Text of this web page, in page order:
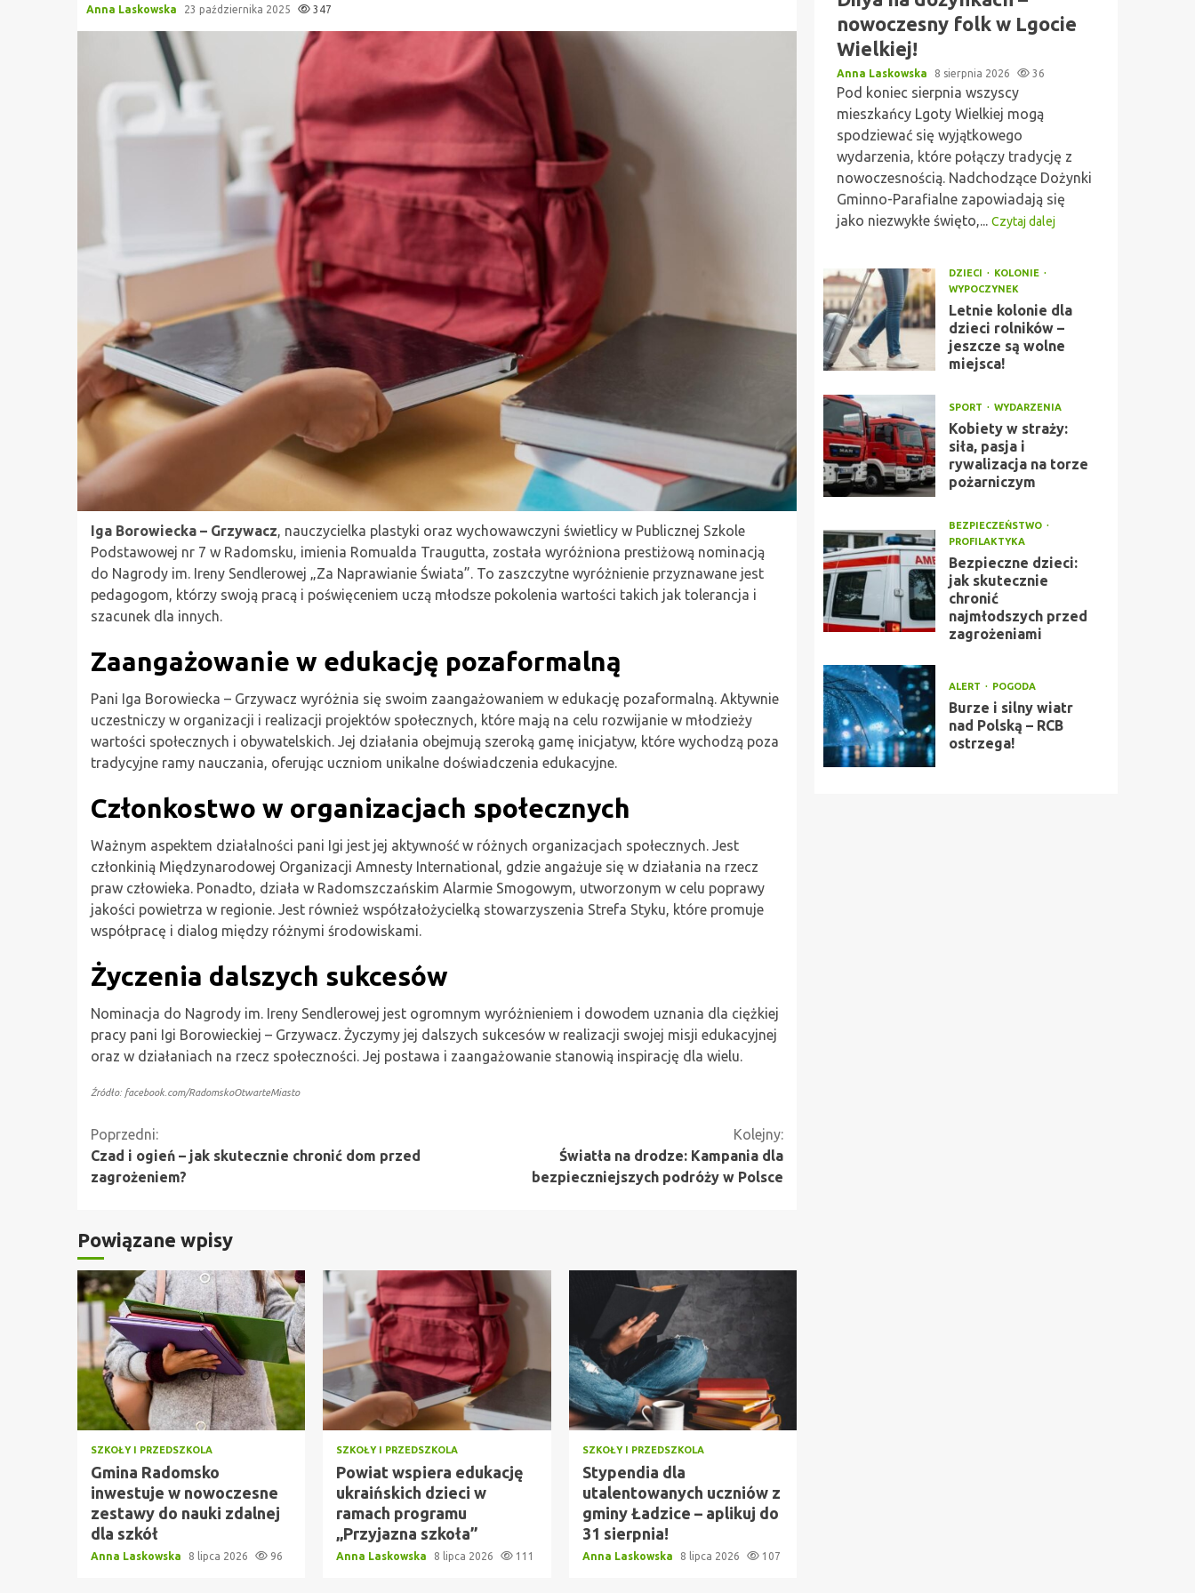
Anna Laskowska 23 października 2025 347
Iga Borowiecka – Grzywacz , nauczycielka plastyki oraz wychowawczyni świetlicy w Publicznej Szkole
Podstawowej nr 7 w Radomsku, imienia Romualda Traugutta, została wyróżniona prestiżową nominacją
do Nagrody im. Ireny Sendlerowej „Za Naprawianie Świata”. To zaszczytne wyróżnienie przyznawane jest
pedagogom, którzy swoją pracą i poświęceniem uczą młodsze pokolenia wartości takich jak tolerancja i
szacunek dla innych.
Zaangażowanie w edukację pozaformalną
Pani Iga Borowiecka – Grzywacz wyróżnia się swoim zaangażowaniem w edukację pozaformalną. Aktywnie
uczestniczy w organizacji i realizacji projektów społecznych, które mają na celu rozwijanie w młodzieży
wartości społecznych i obywatelskich. Jej działania obejmują szeroką gamę inicjatyw, które wychodzą poza
tradycyjne ramy nauczania, oferując uczniom unikalne doświadczenia edukacyjne.
Członkostwo w organizacjach społecznych
Ważnym aspektem działalności pani Igi jest jej aktywność w różnych organizacjach społecznych. Jest
członkinią Międzynarodowej Organizacji Amnesty International, gdzie angażuje się w działania na rzecz
praw człowieka. Ponadto, działa w Radomszczańskim Alarmie Smogowym, utworzonym w celu poprawy
jakości powietrza w regionie. Jest również współzałożycielką stowarzyszenia Strefa Styku, które promuje
współpracę i dialog między różnymi środowiskami.
Życzenia dalszych sukcesów
Nominacja do Nagrody im. Ireny Sendlerowej jest ogromnym wyróżnieniem i dowodem uznania dla ciężkiej
pracy pani Igi Borowieckiej – Grzywacz. Życzymy jej dalszych sukcesów w realizacji swojej misji edukacyjnej
oraz w działaniach na rzecz społeczności. Jej postawa i zaangażowanie stanowią inspirację dla wielu.
Źródło: facebook.com/RadomskoOtwarteMiasto
Kontynuuj
czytanie
Poprzedni:
Czad i ogień – jak skutecznie chronić dom przed
zagrożeniem?
Kolejny:
Światła na drodze: Kampania dla
bezpieczniejszych podróży w Polsce
Powiązane wpisy
SZKOŁY I PRZEDSZKOLA
Gmina Radomsko
inwestuje w nowoczesne
zestawy do nauki zdalnej
dla szkół
Anna Laskowska 8 lipca 2026 96
SZKOŁY I PRZEDSZKOLA
Powiat wspiera edukację
ukraińskich dzieci w
ramach programu
„Przyjazna szkoła”
Anna Laskowska 8 lipca 2026 111
SZKOŁY I PRZEDSZKOLA
Stypendia dla
utalentowanych uczniów z
gminy Ładzice – aplikuj do
31 sierpnia!
Anna Laskowska 8 lipca 2026 107
nowoczesny folk w Lgocie
Wielkiej!
Anna Laskowska 8 sierpnia 2026 36
Pod koniec sierpnia wszyscy
mieszkańcy Lgoty Wielkiej mogą
spodziewać się wyjątkowego
wydarzenia, które połączy tradycję z
nowoczesnością. Nadchodzące Dożynki
Gminno-Parafialne zapowiadają się
jako niezwykłe święto,... Czytaj dalej
DZIECI
KOLONIE
WYPOCZYNEK
Letnie kolonie dla
dzieci rolników –
jeszcze są wolne
miejsca!
SPORT WYDARZENIA
Kobiety w straży:
siła, pasja i
rywalizacja na torze
pożarniczym
BEZPIECZEŃSTWO
PROFILAKTYKA
Bezpieczne dzieci:
jak skutecznie
chronić
najmłodszych przed
zagrożeniami
ALERT POGODA
Burze i silny wiatr
nad Polską – RCB
ostrzega!